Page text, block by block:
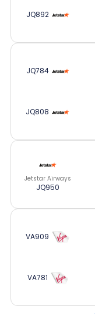
JQ892
JQ784
JQ808
Jetstar Airways
JQ950
VA909
VA781